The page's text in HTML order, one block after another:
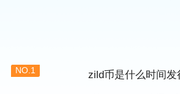
NO.1 zild币是什么时间发